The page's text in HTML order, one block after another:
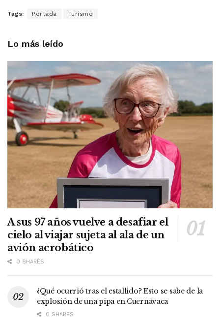
Tags: Portada Turismo
Lo más leído
A sus 97 años vuelve a desafiar el
cielo al viajar sujeta al ala de un
avión acrobático
0 SHARES
¿Qué ocurrió tras el estallido? Esto se sabe de la
explosión de una pipa en Cuernavaca
0 SHARES